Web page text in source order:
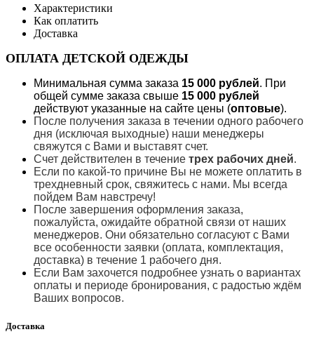
Характеристики
Как оплатить
Доставка
ОПЛАТА ДЕТСКОЙ ОДЕЖДЫ
Минимальная сумма заказа 15 000 рублей. При
общей сумме заказа свыше 15 000 рублей
действуют указанные на сайте цены (оптовые).
После получения заказа в течении одного рабочего
дня (исключая выходные) наши менеджеры
свяжутся с Вами и выставят счет.
Счет действителен в течение трех рабочих дней.
Если по какой-то причине Вы не можете оплатить в
трехдневный срок, свяжитесь с нами. Мы всегда
пойдем Вам навстречу!
После завершения оформления заказа,
пожалуйста, ожидайте обратной связи от наших
менеджеров. Они обязательно согласуют с Вами
все особенности заявки (оплата, комплектация,
доставка) в течение 1 рабочего дня.
Если Вам захочется подробнее узнать о вариантах
оплаты и периоде бронирования, с радостью ждём
Ваших вопросов.
Доставка